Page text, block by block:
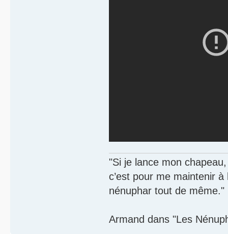
"Si je lance mon
c’est pour me maintenir
nénuphar tout de même."
Armand dans "Les